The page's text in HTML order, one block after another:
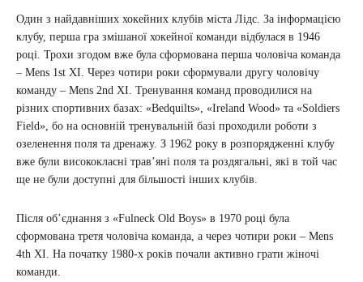
Один з найдавніших хокейних клубів міста Лідс. За інформацією
клубу, перша гра змішаної хокейної команди відбулася в 1946
році. Трохи згодом вже була сформована перша чоловіча команда
– Mens 1st XI. Через чотири роки сформували другу чоловічу
команду – Mens 2nd XI. Тренування команд проводилися на
різних спортивних базах: «Bedquilts», «Ireland Wood» та «Soldiers
Field», бо на основній тренувальній базі проходили роботи з
озеленення поля та дренажу. З 1962 року в розпорядженні клубу
вже були висококласні трав’яні поля та роздягальні, які в той час
ще не були доступні для більшості інших клубів.
Після об’єднання з «Fulneck Old Boys» в 1970 році була
сформована третя чоловіча команда, а через чотири роки – Mens
4th XI. На початку 1980-х років почали активно грати жіночі
команди.